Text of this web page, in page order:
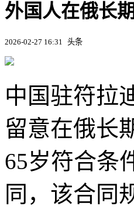
外国人在俄长
2026-02-27 16:31 头条
中国驻符拉
留意在俄长
65岁符合条
同，该合同